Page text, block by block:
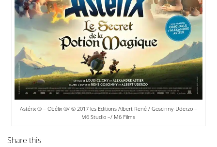
Astérix ® – Obélix ®/ © 2017 les Editions Albert René / Goscinny-Uderzo –
M6 Studio –/ M6 Films
Share this